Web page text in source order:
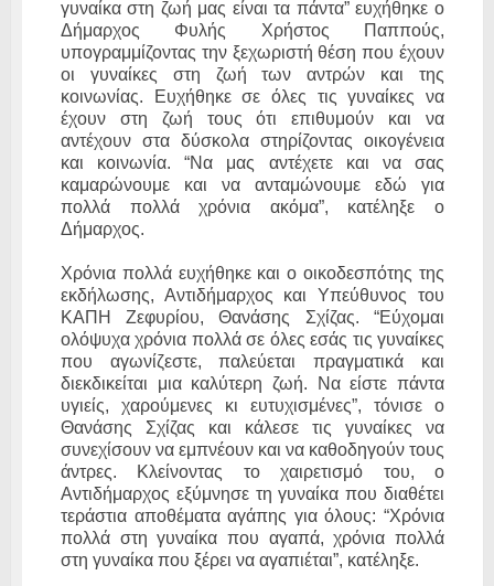
γυναίκα στη ζωή μας είναι τα πάντα” ευχήθηκε ο
Δήμαρχος Φυλής Χρήστος Παππούς,
υπογραμμίζοντας την ξεχωριστή θέση που έχουν
οι γυναίκες στη ζωή των αντρών και της
κοινωνίας. Ευχήθηκε σε όλες τις γυναίκες να
έχουν στη ζωή τους ότι επιθυμούν και να
αντέχουν στα δύσκολα στηρίζοντας οικογένεια
και κοινωνία. “Να μας αντέχετε και να σας
καμαρώνουμε και να ανταμώνουμε εδώ για
πολλά πολλά χρόνια ακόμα”, κατέληξε ο
Δήμαρχος.
Χρόνια πολλά ευχήθηκε και ο οικοδεσπότης της
εκδήλωσης, Αντιδήμαρχος και Υπεύθυνος του
ΚΑΠΗ Ζεφυρίου, Θανάσης Σχίζας. “Εύχομαι
ολόψυχα χρόνια πολλά σε όλες εσάς τις γυναίκες
που αγωνίζεστε, παλεύεται πραγματικά και
διεκδικείται μια καλύτερη ζωή. Να είστε πάντα
υγιείς, χαρούμενες κι ευτυχισμένες”, τόνισε ο
Θανάσης Σχίζας και κάλεσε τις γυναίκες να
συνεχίσουν να εμπνέουν και να καθοδηγούν τους
άντρες. Κλείνοντας το χαιρετισμό του, ο
Αντιδήμαρχος εξύμνησε τη γυναίκα που διαθέτει
τεράστια αποθέματα αγάπης για όλους: “Χρόνια
πολλά στη γυναίκα που αγαπά, χρόνια πολλά
στη γυναίκα που ξέρει να αγαπιέται”, κατέληξε.